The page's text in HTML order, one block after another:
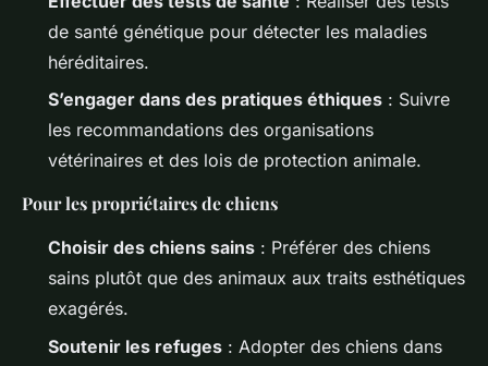
de santé génétique pour détecter les maladies
héréditaires.
S’engager dans des pratiques éthiques : Suivre
les recommandations des organisations
vétérinaires et des lois de protection animale.
Pour les propriétaires de chiens
Choisir des chiens sains : Préférer des chiens
sains plutôt que des animaux aux traits esthétiques
exagérés.
Soutenir les refuges : Adopter des chiens dans